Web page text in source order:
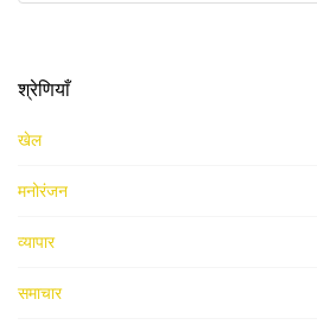
श्रेणियाँ
खेल
मनोरंजन
व्यापार
समाचार